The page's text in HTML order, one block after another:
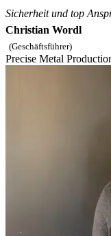
Sicherheit und top
Christian Wordl
(Geschäftsführer)
Precise Metal